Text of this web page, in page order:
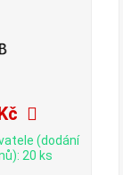
(dodání
20 ks